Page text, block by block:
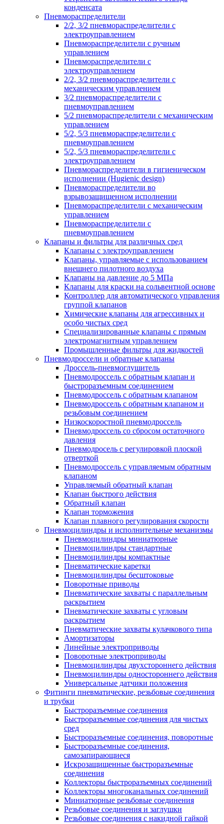
конденсата
Пневмораспределители
2/2, 3/2 пневмораспределители с
электроуправлением
Пневмораспределители с ручным
управлением
Пневмораспределители с
электроуправлением
2/2, 3/2 пневмораспределители с
механическим управлением
3/2 пневмораспределители с
пневмоуправлением
5/2 пневмораспределители с механическим
управлением
5/2, 5/3 пневмораспределители с
пневмоуправлением
5/2, 5/3 пневмораспределители с
электроуправлением
Пневмораспределители в гигиеническом
исполнении (Hugienic design)
Пневмораспределители во
взрывозащищенном исполнении
Пневмораспределители с механическим
управлением
Пневмораспределители с
пневмоуправлением
Клапаны и фильтры для различных сред
Клапаны с электроуправлением
Клапаны, управляемые с использованием
внешнего пилотноrо воздуха
Клапаны на давление до 5 МПа
Клапаны для краски на сольвентной основе
Контроллер для автоматического управления
группой клапанов
Химические клапаны для агрессивных и
особо чистых сред
Специализированные клапаны с прямым
электромагнитным управлением
Промышленные фильтры для жидкостей
Пневмодроссели и обратные клапаны
Дроссель-пневмоглушитель
Пневмодроссель с обратным клапан и
быстроразъемным соединением
Пневмодроссель с обратным клапаном
Пневмодроссель с обратным клапаном и
резьбовым соединением
Низкоскоростной пневмодроссель
Пневмодроссель со сбросом остаточного
давления
Пневмодросель с регулировкой плоской
отверткой
Пневмодроссель с управляемым обратным
клапаном
Управляемый обратный клапан
Клапан быстрого действия
Обратный клапан
Клапан торможения
Клапан плавного регулирования скорости
Пневмоцилиндры и исполнительные механизмы
Пневмоцилиндры миниатюрные
Пневмоцилиндры стандартные
Пневмоцилиндры компактные
Пневматические каретки
Пневмоцилиндры бесштоковые
Поворотные приводы
Пневматические захваты с параллельным
раскрытием
Пневматические захваты с угловым
раскрытием
Пневматические захваты кулачкового типа
Амортизаторы
Линейные электроприводы
Поворотные электроприводы
Пневмоцилиндры двухстороннего действия
Пневмоцилиндры одностороннего действия
Универсальные датчики положения
Фитинги пневматические, резьбовые соединения
и трубки
Быстроразъемные соединения
Быстроразъемные соединения для чистых
сред
Быстроразъемные соединения, поворотные
Быстроразъемные соединения,
самозапирающиеся
Искрозащищенные быстроразъемные
соединения
Коллекторы быстроразъемных соединений
Коллекторы многоканальных соединений
Миниатюрные резьбовые соединения
Резьбовые соединения и заглушки
Резьбовые соединения с накидной гайкой